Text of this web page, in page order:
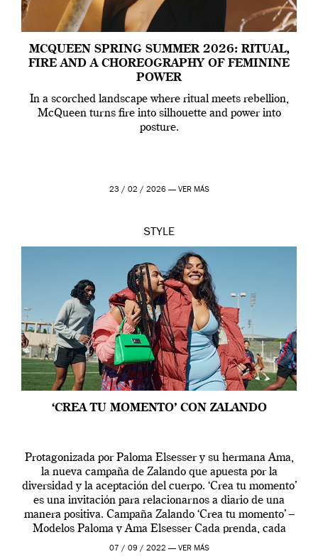
MCQUEEN SPRING SUMMER 2026: RITUAL,
FIRE AND A CHOREOGRAPHY OF FEMININE
POWER
In a scorched landscape where ritual meets rebellion,
McQueen turns fire into silhouette and power into
posture.
23 / 02 / 2026 — VER MÁS
STYLE
‘CREA TU MOMENTO’ CON ZALANDO
Protagonizada por Paloma Elsesser y su hermana Ama,
la nueva campaña de Zalando que apuesta por la
diversidad y la aceptación del cuerpo. ‘Crea tu momento’
es una invitación para relacionarnos a diario de una
manera positiva. Campaña Zalando ‘Crea tu momento’ –
Modelos Paloma y Ama Elsesser Cada prenda, cada
outfit, cada momento, caracteriza […]
07 / 09 / 2022 — VER MÁS